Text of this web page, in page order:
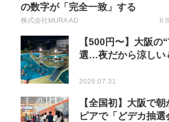
の数字が「完全一致」する
方...
株式会社MURA AD Il
【500円〜】大阪の
選…夜だから涼しい
2026.07.31
【全国初】大阪で
ピアで「どデカ抽